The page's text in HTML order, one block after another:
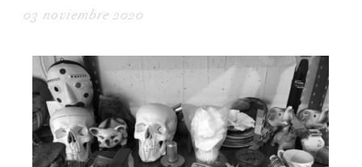
03 noviembre 2020